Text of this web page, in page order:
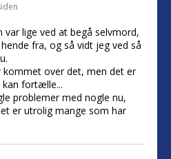
var lige ved at begå selvmord,
fra, og så vidt jeg ved så
kommet over det, men det er
kan fortælle...
problemer med nogle nu,
er utrolig mange som har